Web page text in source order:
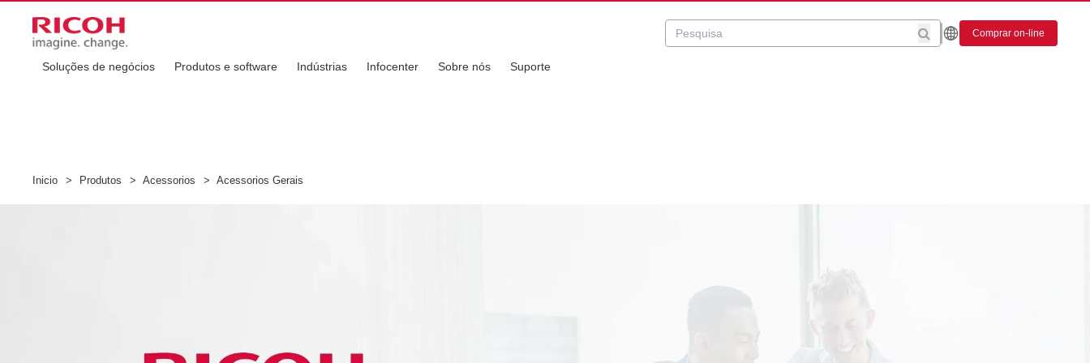
Comprar on-line
Soluções de negócios Produtos e software Indústrias Infocenter Sobre nós Suporte
Inicio > Produtos > Acessorios > Acessorios Gerais